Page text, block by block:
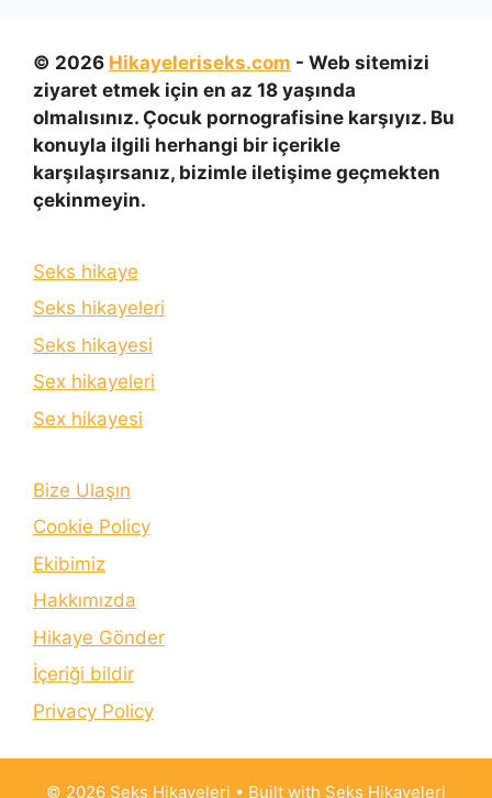
© 2026 Hikayeleriseks.com - Web sitemizi
ziyaret etmek için en az 18 yaşında
olmalısınız. Çocuk pornografisine karşıyız. Bu
konuyla ilgili herhangi bir içerikle
karşılaşırsanız, bizimle iletişime geçmekten
çekinmeyin.
Seks hikaye
Seks hikayeleri
Seks hikayesi
Sex hikayeleri
Sex hikayesi
Bize Ulaşın
Cookie Policy
Ekibimiz
Hakkımızda
Hikaye Gönder
İçeriği bildir
Privacy Policy
© 2026 Seks Hikayeleri • Built with Seks Hikayeleri